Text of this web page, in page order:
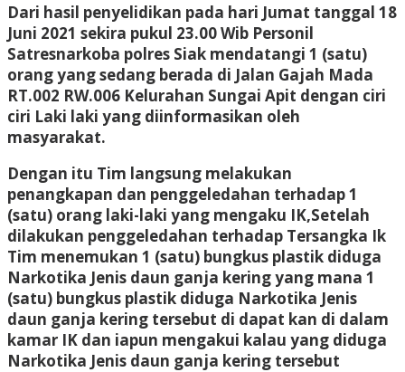
Dari hasil penyelidikan pada hari Jumat tanggal 18
Juni 2021 sekira pukul 23.00 Wib Personil
Satresnarkoba polres Siak mendatangi 1 (satu)
orang yang sedang berada di Jalan Gajah Mada
RT.002 RW.006 Kelurahan Sungai Apit dengan ciri
ciri Laki laki yang diinformasikan oleh
masyarakat.
Dengan itu Tim langsung melakukan
penangkapan dan penggeledahan terhadap 1
(satu) orang laki-laki yang mengaku IK,Setelah
dilakukan penggeledahan terhadap Tersangka Ik
Tim menemukan 1 (satu) bungkus plastik diduga
Narkotika Jenis daun ganja kering yang mana 1
(satu) bungkus plastik diduga Narkotika Jenis
daun ganja kering tersebut di dapat kan di dalam
kamar IK dan iapun mengakui kalau yang diduga
Narkotika Jenis daun ganja kering tersebut